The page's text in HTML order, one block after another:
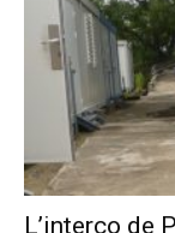
L’interco de